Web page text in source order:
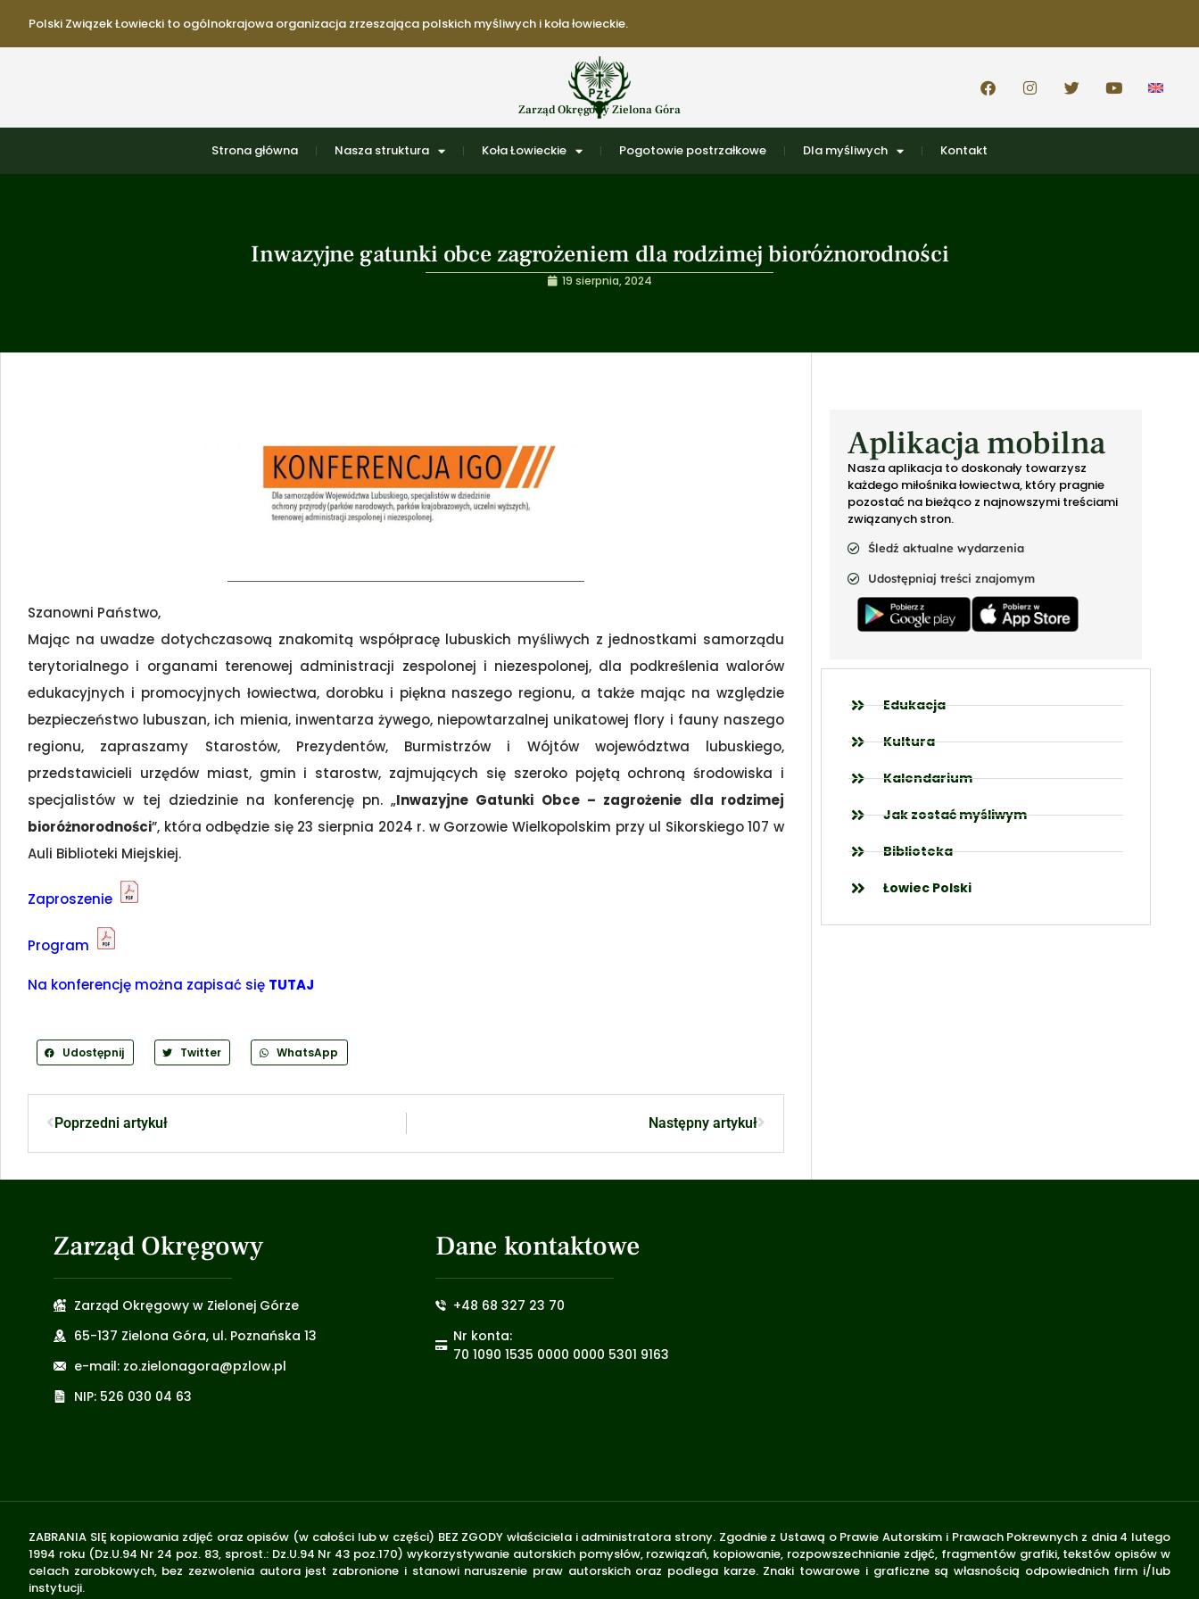
Polski Związek Łowiecki to ogólnokrajowa organizacja zrzeszająca polskich myśliwych i koła łowieckie.
Zarząd Okręgowy Zielona Góra
Strona główna Nasza struktura Koła Łowieckie Pogotowie postrzałkowe Dla myśliwych Kontakt
Inwazyjne gatunki obce zagrożeniem dla rodzimej bioróżnorodności
19 sierpnia, 2024
Szanowni Państwo,
Mając na uwadze dotychczasową znakomitą współpracę lubuskich myśliwych z jednostkami samorządu
terytorialnego i organami terenowej administracji zespolonej i niezespolonej, dla podkreślenia walorów
edukacyjnych i promocyjnych łowiectwa, dorobku i piękna naszego regionu, a także mając na względzie
bezpieczeństwo lubuszan, ich mienia, inwentarza żywego, niepowtarzalnej unikatowej flory i fauny naszego
regionu, zapraszamy Starostów, Prezydentów, Burmistrzów i Wójtów województwa lubuskiego,
przedstawicieli urzędów miast, gmin i starostw, zajmujących się szeroko pojętą ochroną środowiska i
specjalistów w tej dziedzinie na konferencję pn. „Inwazyjne Gatunki Obce – zagrożenie dla rodzimej
bioróżnorodności”, która odbędzie się 23 sierpnia 2024 r. w Gorzowie Wielkopolskim przy ul Sikorskiego 107 w
Auli Biblioteki Miejskiej.
Zaproszenie
Program
Na konferencję można zapisać się TUTAJ
Udostępnij Twitter WhatsApp
Poprzedni artykuł Następny artykuł
Aplikacja mobilna
Nasza aplikacja to doskonały towarzysz
każdego miłośnika łowiectwa, który pragnie
pozostać na bieżąco z najnowszymi treściami
związanych stron.
Śledź aktualne wydarzenia
Udostępniaj treści znajomym
Edukacja
Kultura
Kalendarium
Jak zostać myśliwym
Biblioteka
Łowiec Polski
Zarząd Okręgowy
Zarząd Okręgowy w Zielonej Górze
65-137 Zielona Góra, ul. Poznańska 13
e-mail: zo.zielonagora@pzlow.pl
NIP: 526 030 04 63
Dane kontaktowe
+48 68 327 23 70
Nr konta:
70 1090 1535 0000 0000 5301 9163
ZABRANIA SIĘ kopiowania zdjęć oraz opisów (w całości lub w części) BEZ ZGODY właściciela i administratora strony. Zgodnie z Ustawą o Prawie Autorskim i Prawach Pokrewnych z dnia 4 lutego
1994 roku (Dz.U.94 Nr 24 poz. 83, sprost.: Dz.U.94 Nr 43 poz.170) wykorzystywanie autorskich pomysłów, rozwiązań, kopiowanie, rozpowszechnianie zdjęć, fragmentów grafiki, tekstów opisów w
celach zarobkowych, bez zezwolenia autora jest zabronione i stanowi naruszenie praw autorskich oraz podlega karze. Znaki towarowe i graficzne są własnością odpowiednich firm i/lub
instytucji.